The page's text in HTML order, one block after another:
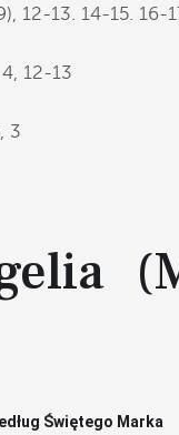
12-13. 14-15. 16-
12-13
3
Świętego Marka